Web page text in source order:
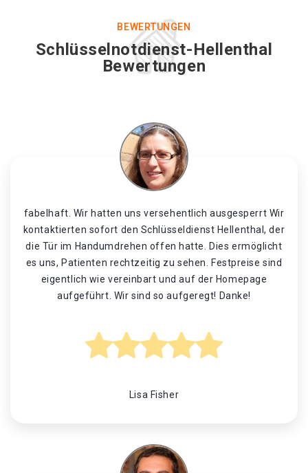
BEWERTUNGEN
Schlüsselnotdienst-Hellenthal
Bewertungen
fabelhaft. Wir hatten uns versehentlich ausgesperrt Wir
kontaktierten sofort den Schlüsseldienst Hellenthal, der
die Tür im Handumdrehen offen hatte. Dies ermöglicht
es uns, Patienten rechtzeitig zu sehen. Festpreise sind
eigentlich wie vereinbart und auf der Homepage
aufgeführt. Wir sind so aufgeregt! Danke!
Lisa Fisher